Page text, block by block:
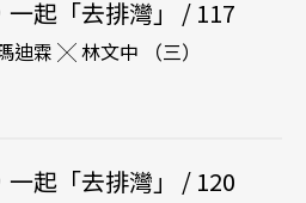
起「去排灣」 / 117
霖 ╳ 林文中 （三）
起「去排灣」 / 120